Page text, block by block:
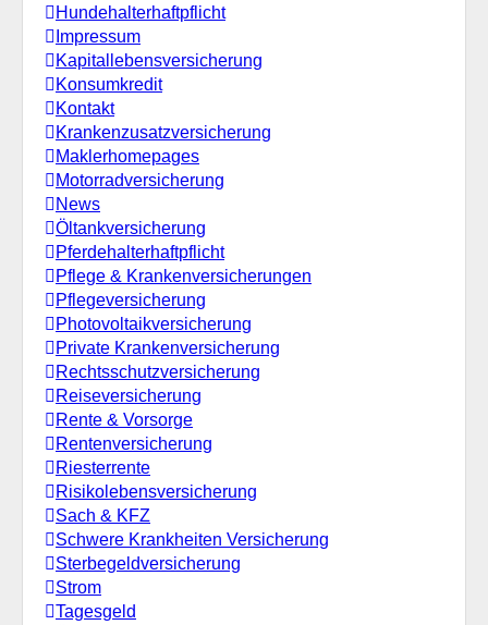
Hundehalterhaftpflicht
Impressum
Kapitallebensversicherung
Konsumkredit
Kontakt
Krankenzusatzversicherung
Maklerhomepages
Motorradversicherung
News
Öltankversicherung
Pferdehalterhaftpflicht
Pflege & Krankenversicherungen
Pflegeversicherung
Photovoltaikversicherung
Private Krankenversicherung
Rechtsschutzversicherung
Reiseversicherung
Rente & Vorsorge
Rentenversicherung
Riesterrente
Risikolebensversicherung
Sach & KFZ
Schwere Krankheiten Versicherung
Sterbegeldversicherung
Strom
Tagesgeld